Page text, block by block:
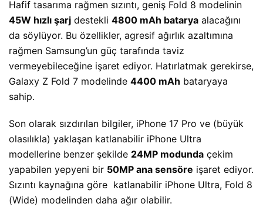
Hafif tasarıma rağmen sızıntı, geniş Fold 8 modelinin
45W hızlı şarj destekli 4800 mAh batarya alacağını
da söylüyor. Bu özellikler, agresif ağırlık azaltımına
rağmen Samsung’un güç tarafında taviz
vermeyebileceğine işaret ediyor. Hatırlatmak gerekirse,
Galaxy Z Fold 7 modelinde 4400 mAh bataryaya
sahip.
Son olarak sızdırılan bilgiler, iPhone 17 Pro ve (büyük
olasılıkla) yaklaşan katlanabilir iPhone Ultra
modellerine benzer şekilde 24MP modunda çekim
yapabilen yepyeni bir 50MP ana sensöre işaret ediyor.
Sızıntı kaynağına göre katlanabilir iPhone Ultra, Fold 8
(Wide) modelinden daha ağır olabilir.